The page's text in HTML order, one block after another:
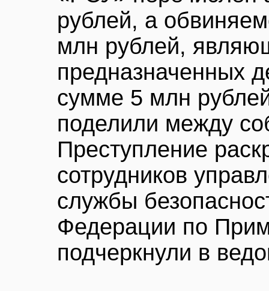
рублей, а
млн рублей,
предназначенных
сумме 5 млн
поделили между
Преступление
сотрудников
службы
Федерации по
подчеркнули в